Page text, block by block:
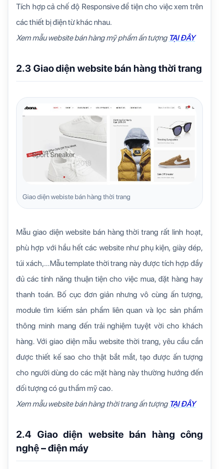
Tích hợp cả chế độ Responsive để tiện cho việc xem trên
các thiết bị điện từ khác nhau.
Xem mẫu website bán hàng mỹ phẩm ấn tượng TẠI ĐÂY
2.3 Giao diện website bán hàng thời trang
Giao diện webiste bán hàng thời trang
Mẫu giao diện website bán hàng thời trang rất linh hoạt,
phù hợp với hầu hết các website như phụ kiện, giày dép,
túi xách,…Mẫu template thời trang này được tích hợp đầy
đủ các tính năng thuận tiện cho việc mua, đặt hàng hay
thanh toán. Bố cục đơn giản nhưng vô cùng ấn tượng,
module tìm kiếm sản phẩm liên quan và lọc sản phẩm
thông minh mang đến trải nghiệm tuyệt vời cho khách
hàng. Với giao diện mẫu website thời trang, yêu cầu cần
được thiết kế sao cho thật bắt mắt, tạo được ấn tượng
cho người dùng do các mặt hàng này thường hướng đến
đối tượng có gu thẩm mỹ cao.
Xem mẫu website bán hàng thời trang ấn tượng TẠI ĐÂY
2.4 Giao diện website bán hàng công
nghệ – điện máy